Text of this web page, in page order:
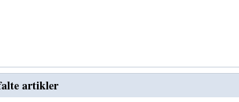
artikler